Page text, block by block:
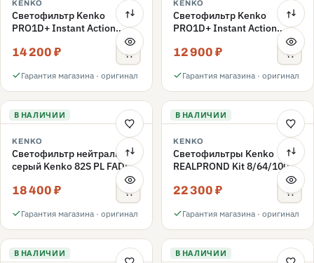
KENKO
Светофильтр Kenko
PRO1D+ Instant Action
Variable NDX3-450+C-PLS
переменной плотности
14 200 ₽
Гарантия магазина · оригинал
KENKO
Светофильтр Kenko
PRO1D+ Instant Action
Variable NDX3-450+C-PL
переменной плотности
12 900 ₽
Гарантия магазина · оригинал
В НАЛИЧИИ
KENKO
Светофильтр нейтрально-
серый Kenko 82S PL FADER
с переменной плотностью
ND3-ND400 82mm
18 400 ₽
Гарантия магазина · оригинал
В НАЛИЧИИ
KENKO
Светофильтры Kenko
REALPROND Kit 8/64/1000
22 300 ₽
Гарантия магазина · оригинал
В НАЛИЧИИ В НАЛИЧИИ